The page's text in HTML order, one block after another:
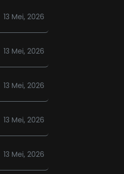
13 Mei, 2026
13 Mei, 2026
13 Mei, 2026
13 Mei, 2026
13 Mei, 2026